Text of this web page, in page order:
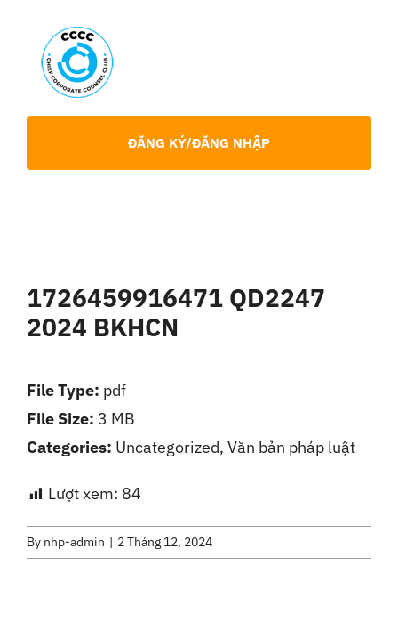
content
Chia Sẻ Chuyên Môn
Liên Hệ
ĐĂNG KÝ/ĐĂNG NHẬP
1726459916471 QD2247
2024 BKHCN
Lượt xem: 84
File Type: pdf
File Size: 3 MB
Categories: Uncategorized, Văn bản pháp luật
By nhp-admin 2 Tháng 12, 2024